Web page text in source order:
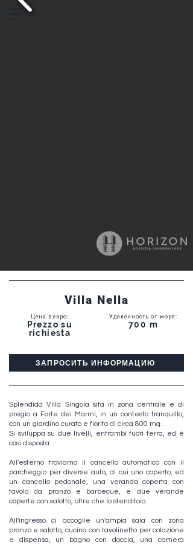
Villa Nella
Цена в евро:
Prezzo su
richiesta
Удаленность от моря :
700 m
ЗАПРОСИТЬ ИНФОРМАЦИЮ
Splendida Villa Singola sita in zona centrale e di
pregio a Forte dei Marmi, in un contesto tranquillo,
con un giardino curato e fiorito di circa 800 mq.
Si sviluppa su due livelli, entrambi fuori terra, ed è
così disposta:
All'esterno troviamo il cancello automatico con il
parcheggio per diverse auto, di cui uno coperto, ed
un cancello pedonale, una veranda coperta con
tavolo da pranzo e barbecue, e due verande
coperte con salotto, oltre che lo stenditoio.
All'ingresso ci accoglie un'ampia sala con zona
pranzo e salotto, cucina con tavolinetto per colazione
e dispensa, un bagno con doccia, una camera